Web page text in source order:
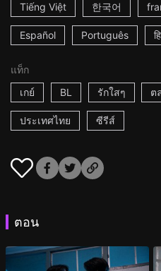
Tiếng Việt 한국어
Español Português
แท็ก
เกย์
BL รักใสๆ ต
ประเทศไทย ซีรีส์
ตอน